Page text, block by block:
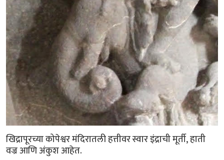
खिद्रापूरच्या कोपेश्वर मंदिरातली हत्तीवर स्वार इंद्राची मूर्ती, हाती
वज्र आणि अंकुश आहेत.